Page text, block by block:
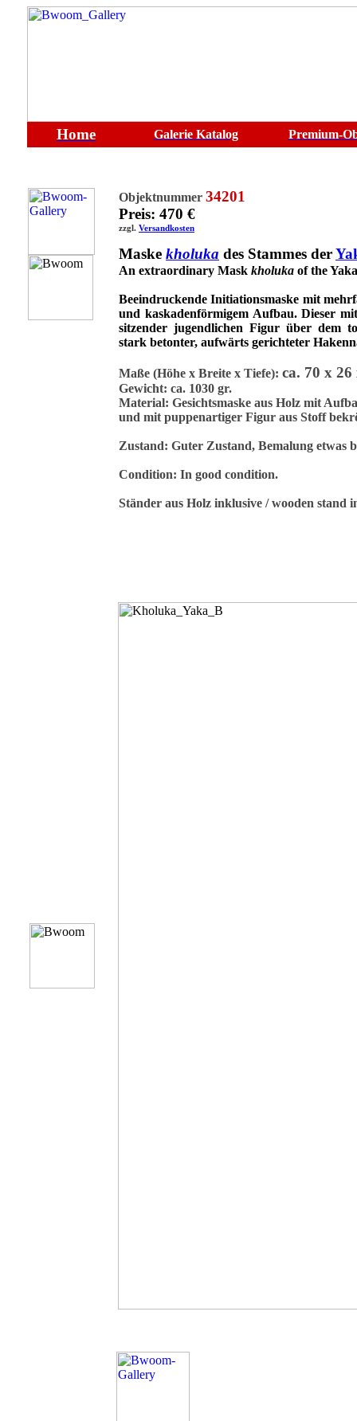
Home Galerie Katalog Premium-
Objektnummer 34201
Preis: 470 €
zzgl. Versandkosten
Maske kholuka des Stammes der
An extraordinary Mask kholuka of the
Beeindruckende Initiationsmaske mit
und kaskadenförmigem Aufbau. Dieser
sitzender jugendlichen Figur über dem
stark betonter, aufwärts gerichteter
Maße (Höhe x Breite x Tiefe): ca. 70 x 26
Gewicht: ca. 1030 gr.
Material: Gesichtsmaske aus Holz mit
und mit puppenartiger Figur aus Stoff
Zustand: Guter Zustand, Bemalung etwas
Condition: In good condition.
Ständer aus Holz inklusive / wooden stand